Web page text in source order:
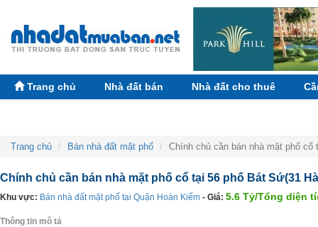
Trang chủ Nhà đất bán Nhà đất cho thuê
Trang chủ Bán nhà đất mặt phố Chính chủ cần bán nhà mặt phố cổ
Chính chủ cần bán nhà mặt phố cổ tại 56 phố Bát Sứ(31
Khu vực: Bán nhà đất mặt phố tại Quận Hoàn Kiếm - Giá: 5.6 Tỷ/Tổng diện
Thông tin mô tả